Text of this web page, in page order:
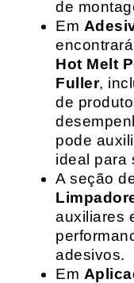
de
Em
Hot Melt
Fuller,
de
pode
ideal para
A seção
auxiliares
adesivos.
Em